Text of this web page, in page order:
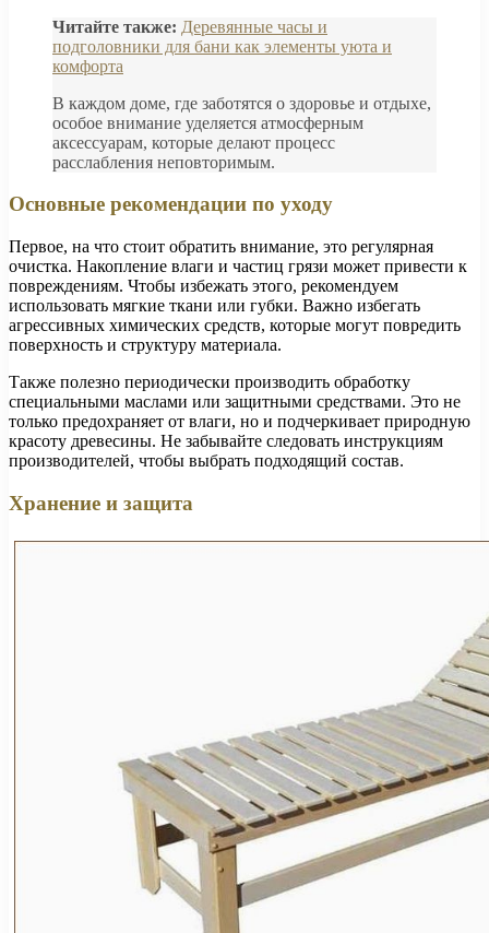
Читайте также: Деревянные часы и
подголовники для бани как элементы уюта и
комфорта
В каждом доме, где заботятся о здоровье и отдыхе,
особое внимание уделяется атмосферным
аксессуарам, которые делают процесс
расслабления неповторимым.
Основные рекомендации по уходу
Первое, на что стоит обратить внимание, это регулярная
очистка. Накопление влаги и частиц грязи может привести к
повреждениям. Чтобы избежать этого, рекомендуем
использовать мягкие ткани или губки. Важно избегать
агрессивных химических средств, которые могут повредить
поверхность и структуру материала.
Также полезно периодически производить обработку
специальными маслами или защитными средствами. Это не
только предохраняет от влаги, но и подчеркивает природную
красоту древесины. Не забывайте следовать инструкциям
производителей, чтобы выбрать подходящий состав.
Хранение и защита